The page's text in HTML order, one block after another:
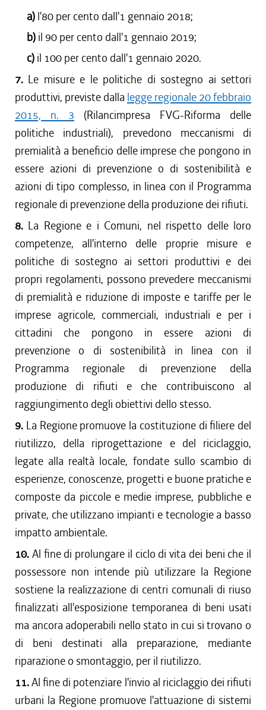
a) l'80 per cento dall'1 gennaio 2018;
b) il 90 per cento dall'1 gennaio 2019;
c) il 100 per cento dall'1 gennaio 2020.
7. Le misure e le politiche di sostegno ai settori
produttivi, previste dalla legge regionale 20 febbraio
2015, n. 3 (Rilancimpresa FVG-Riforma delle
politiche industriali), prevedono meccanismi di
premialità a beneficio delle imprese che pongono in
essere azioni di prevenzione o di sostenibilità e
azioni di tipo complesso, in linea con il Programma
regionale di prevenzione della produzione dei rifiuti.
8. La Regione e i Comuni, nel rispetto delle loro
competenze, all'interno delle proprie misure e
politiche di sostegno ai settori produttivi e dei
propri regolamenti, possono prevedere meccanismi
di premialità e riduzione di imposte e tariffe per le
imprese agricole, commerciali, industriali e per i
cittadini che pongono in essere azioni di
prevenzione o di sostenibilità in linea con il
Programma regionale di prevenzione della
produzione di rifiuti e che contribuiscono al
raggiungimento degli obiettivi dello stesso.
9. La Regione promuove la costituzione di filiere del
riutilizzo, della riprogettazione e del riciclaggio,
legate alla realtà locale, fondate sullo scambio di
esperienze, conoscenze, progetti e buone pratiche e
composte da piccole e medie imprese, pubbliche e
private, che utilizzano impianti e tecnologie a basso
impatto ambientale.
10. Al fine di prolungare il ciclo di vita dei beni che il
possessore non intende più utilizzare la Regione
sostiene la realizzazione di centri comunali di riuso
finalizzati all'esposizione temporanea di beni usati
ma ancora adoperabili nello stato in cui si trovano o
di beni destinati alla preparazione, mediante
riparazione o smontaggio, per il riutilizzo.
11.Al fine di potenziare l'invio al riciclaggio dei rifiuti
urbani la Regione promuove l'attuazione di sistemi